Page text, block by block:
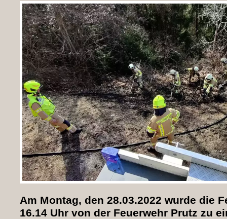
Am Montag, den 28.03.2022 wurde die
16.14 Uhr von der Feuerwehr Prutz zu